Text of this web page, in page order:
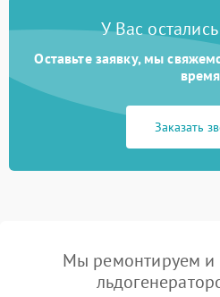
У Вас
Оставьте заявку, мы
время
Заказать
Мы ремонтируем и